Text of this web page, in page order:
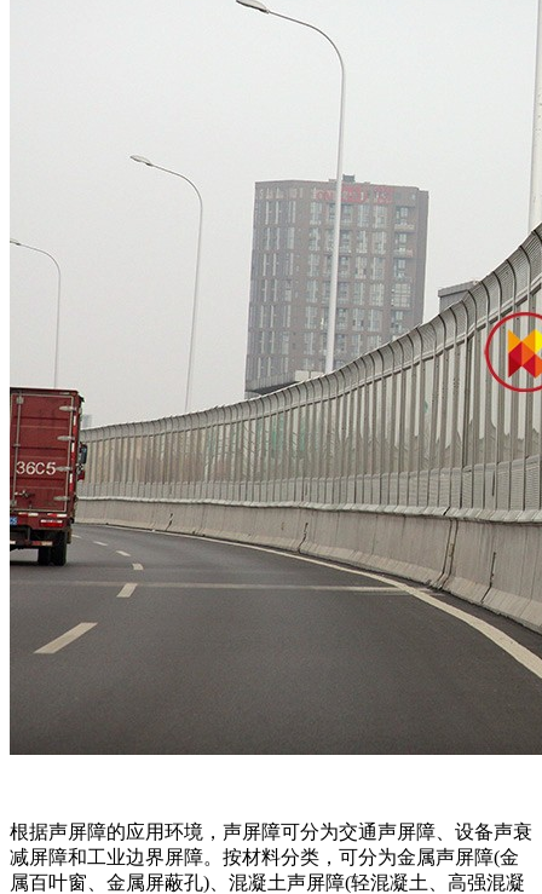
根据声屏障的应用环境，声屏障可分为交通声屏障、设备声衰
减屏障和工业边界屏障。按材料分类，可分为金属声屏障(金
属百叶窗、金属屏蔽孔)、混凝土声屏障(轻混凝土、高强混凝